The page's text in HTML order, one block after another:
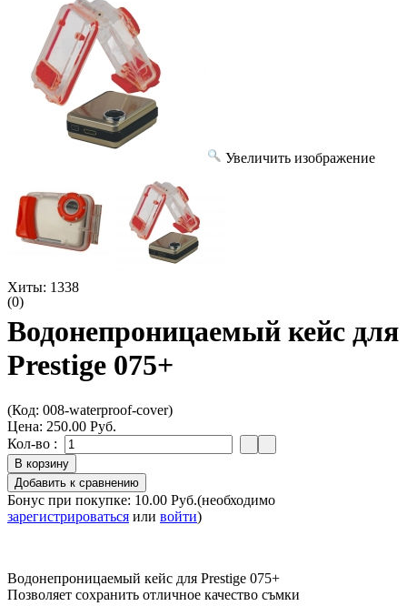
Увеличить изображение
Хиты: 1338
(0)
Водонепроницаемый кейс для
Prestige 075+
(Код: 008-waterproof-cover)
Цена: 250.00 Руб.
Кол-во :
Бонус при покупке: 10.00 Руб.(необходимо
зарегистрироваться или войти)
Водонепроницаемый кейс для Prestige 075+
Позволяет сохранить отличное качество съмки